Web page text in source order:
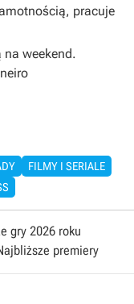
pracuje
na weekend.
FILMY I SERIALE
gry 2026 roku
premiery